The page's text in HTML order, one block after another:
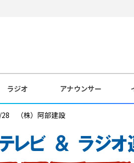
ラジオ アナウンサー
28 （株）阿部建設